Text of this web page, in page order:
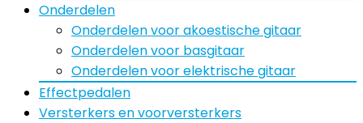
Onderdelen
Onderdelen voor akoestische gitaar
Onderdelen voor basgitaar
Onderdelen voor elektrische gitaar
Effectpedalen
Versterkers en voorversterkers